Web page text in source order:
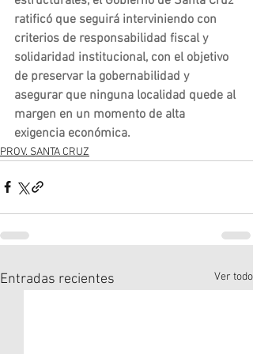
ratificó que seguirá interviniendo con
criterios de responsabilidad fiscal y
solidaridad institucional, con el objetivo
de preservar la gobernabilidad y
asegurar que ninguna localidad quede al
margen en un momento de alta
exigencia económica.
PROV. SANTA CRUZ
Entradas recientes Ver todo